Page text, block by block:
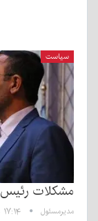
سیاست
مشکلات رئیس
مدیرمسئول ۱۷:۱۴ - ۳۰ دی ۱۴۰۱